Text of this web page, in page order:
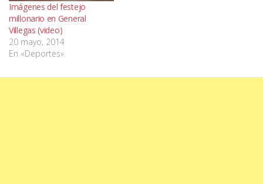
Imágenes del festejo
millonario en General
Villegas (video)
20 mayo, 2014
En «Deportes»